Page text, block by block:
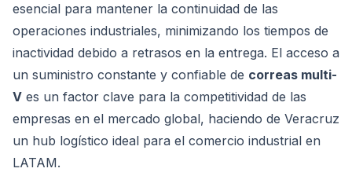
esencial para mantener la continuidad de las
operaciones industriales, minimizando los tiempos de
inactividad debido a retrasos en la entrega. El acceso a
un suministro constante y confiable de correas multi-
V es un factor clave para la competitividad de las
empresas en el mercado global, haciendo de Veracruz
un hub logístico ideal para el comercio industrial en
LATAM.